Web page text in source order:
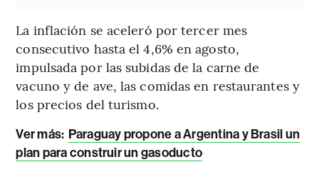
La inflación se aceleró por tercer mes
consecutivo hasta el 4,6% en agosto,
impulsada por las subidas de la carne de
vacuno y de ave, las comidas en restaurantes y
los precios del turismo.
Ver más: Paraguay propone a Argentina y Brasil un
plan para construir un gasoducto